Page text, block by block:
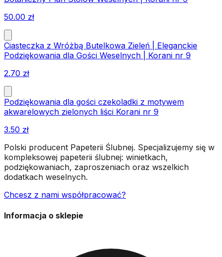
50.00 zł
Ciasteczka z Wróżbą Butelkowa Zieleń | Eleganckie
Podziękowania dla Gości Weselnych | Korani nr 9
2.70 zł
Podziękowania dla gości czekoladki z motywem
akwarelowych zielonych liści Korani nr 9
3.50 zł
Polski producent Papeterii Ślubnej. Specjalizujemy się w
kompleksowej papeterii ślubnej: winietkach,
podziękowaniach, zaproszeniach oraz wszelkich
dodatkach weselnych.
Chcesz z nami współpracować?
Informacja o sklepie